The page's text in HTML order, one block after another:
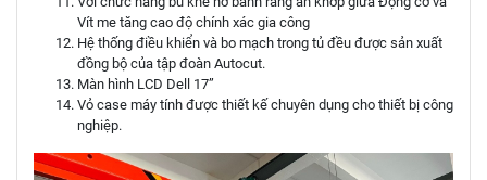
Vít me tăng cao độ chính xác gia công
Hệ thống điều khiển và bo mạch trong tủ đều được sản xuất
đồng bộ của tập đoàn Autocut.
Màn hình LCD Dell 17”
Vỏ case máy tính được thiết kế chuyên dụng cho thiết bị công
nghiệp.